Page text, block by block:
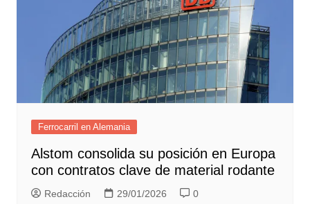
Ferrocarril en Alemania
Alstom consolida su posición en Europa
con contratos clave de material rodante
Redacción 29/01/2026 0